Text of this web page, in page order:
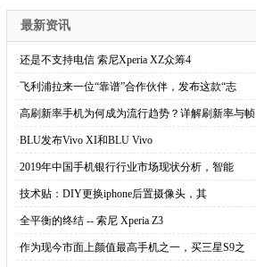
最新资讯
·还是不支持电信 索尼Xperia XZ众筹4
·飞利浦拉来一位“靠谱”合作伙伴，发布这款“志
·高刷新率手机为何成为流行趋势？详解刷新率与帧
·BLU发布Vivo XI和BLU Vivo
·2019年中国手机银行行业市场现状分析，智能
·技术贴：DIY更换iphone后置摄像头，其
·全平衡的终结 -- 索尼 Xperia Z3
·作为现今市面上颜值最高手机之一，买三星S9之